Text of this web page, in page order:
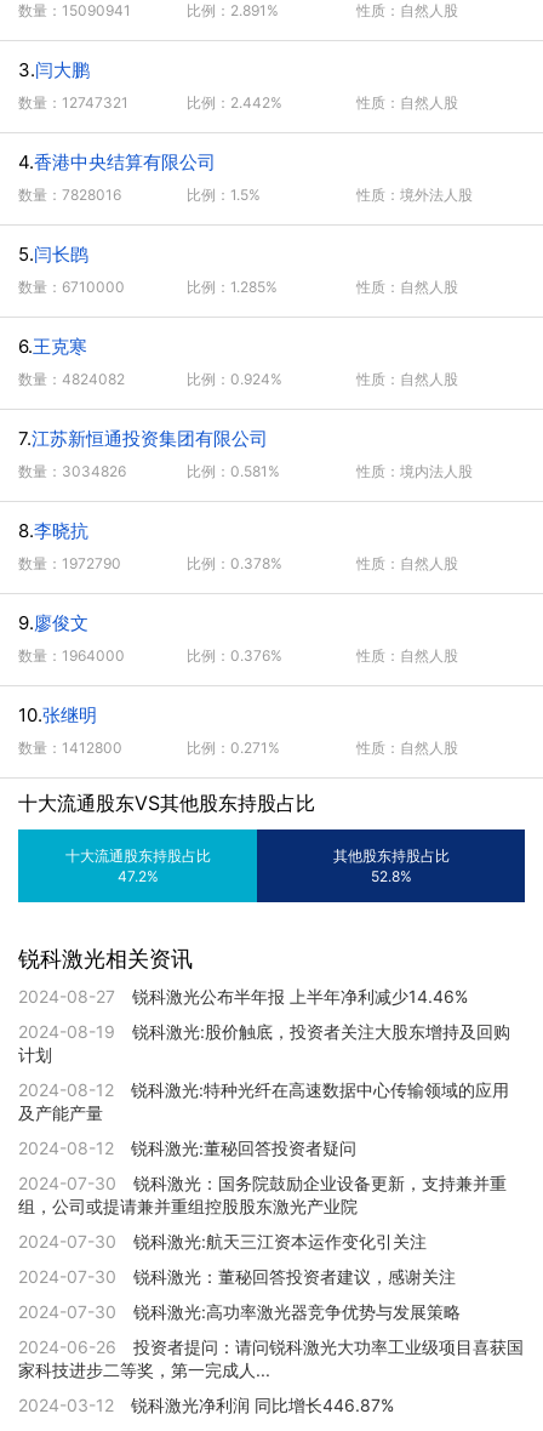
数量：15090941 比例：2.891% 性质：自然人股
3.闫大鹏
数量：12747321 比例：2.442% 性质：自然人股
4.香港中央结算有限公司
数量：7828016 比例：1.5% 性质：境外法人股
5.闫长鹍
数量：6710000 比例：1.285% 性质：自然人股
6.王克寒
数量：4824082 比例：0.924% 性质：自然人股
7.江苏新恒通投资集团有限公司
数量：3034826 比例：0.581% 性质：境内法人股
8.李晓抗
数量：1972790 比例：0.378% 性质：自然人股
9.廖俊文
数量：1964000 比例：0.376% 性质：自然人股
10.张继明
数量：1412800 比例：0.271% 性质：自然人股
十大流通股东VS其他股东持股占比
十大流通股东持股占比
47.2%
其他股东持股占比
52.8%
锐科激光相关资讯
2024-08-27
锐科激光公布半年报 上半年净利减少14.46%
2024-08-19
锐科激光:股价触底，投资者关注大股东增持及回购
计划
2024-08-12
锐科激光:特种光纤在高速数据中心传输领域的应用
及产能产量
2024-08-12
锐科激光:董秘回答投资者疑问
2024-07-30
锐科激光：国务院鼓励企业设备更新，支持兼并重
组，公司或提请兼并重组控股股东激光产业院
2024-07-30
锐科激光:航天三江资本运作变化引关注
2024-07-30
锐科激光：董秘回答投资者建议，感谢关注
2024-07-30
锐科激光:高功率激光器竞争优势与发展策略
2024-06-26
投资者提问：请问锐科激光大功率工业级项目喜获国
家科技进步二等奖，第一完成人...
2024-03-12
锐科激光净利润 同比增长446.87%